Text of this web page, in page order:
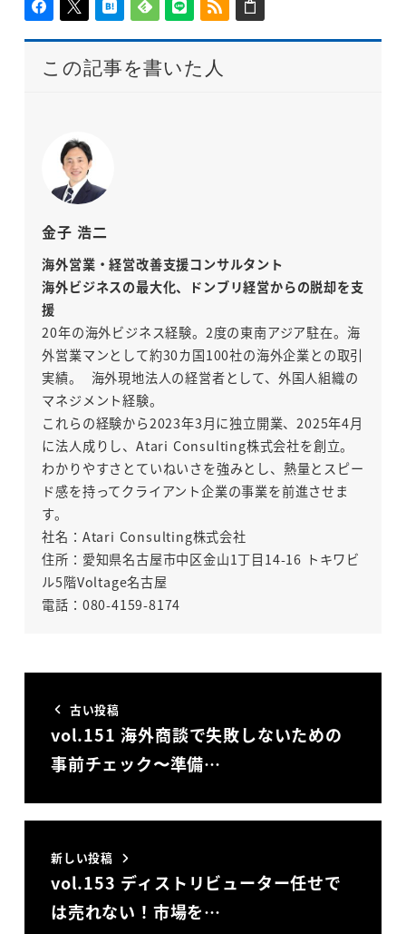
この記事を書いた人
金子 浩二
海外営業・経営改善支援コンサルタント
海外ビジネスの最大化、ドンブリ経営からの脱却を支
援
20年の海外ビジネス経験。2度の東南アジア駐在。海
外営業マンとして約30カ国100社の海外企業との取引
実績。 海外現地法人の経営者として、外国人組織の
マネジメント経験。
これらの経験から2023年3月に独立開業、2025年4月
に法人成りし、Atari Consulting株式会社を創立。
わかりやすさとていねいさを強みとし、熱量とスピー
ド感を持ってクライアント企業の事業を前進させま
す。
社名：Atari Consulting株式会社
住所：愛知県名古屋市中区金山1丁目14-16 トキワビ
ル5階Voltage名古屋
電話：080-4159-8174
古い投稿
vol.151 海外商談で失敗しないための
事前チェック〜準備…
新しい投稿
vol.153 ディストリビューター任せで
は売れない！市場を…